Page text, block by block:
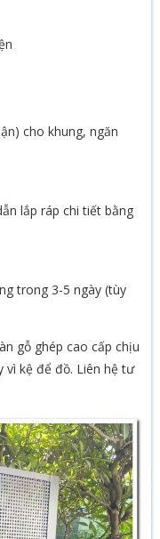
cho khung, ngăn
lắp ráp chi tiết bằng
trong 3-5 ngày (tùy
gỗ ghép cao cấp chịu
kệ để đồ. Liên hệ tư